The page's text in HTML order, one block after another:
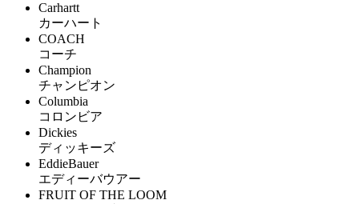
Carhartt
カーハート
COACH
コーチ
Champion
チャンピオン
Columbia
コロンビア
Dickies
ディッキーズ
EddieBauer
エディーバウアー
FRUIT OF THE LOOM